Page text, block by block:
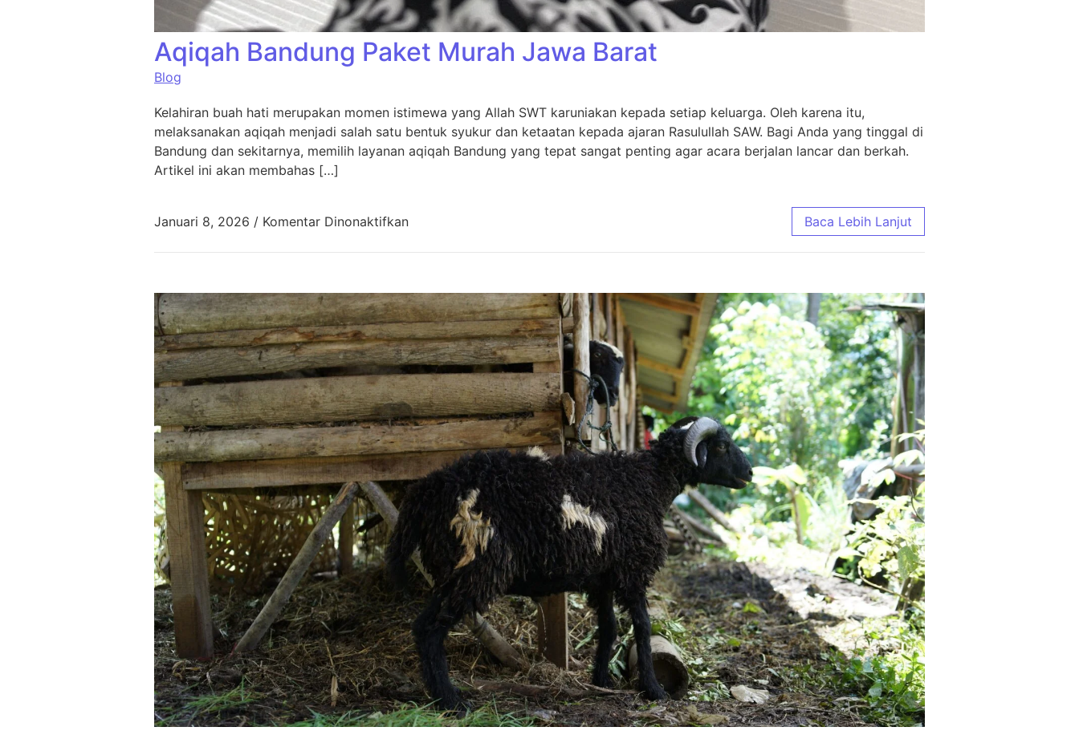
Aqiqah Bandung Paket Murah Jawa Barat
Blog
Kelahiran buah hati merupakan momen istimewa yang Allah SWT karuniakan kepada setiap keluarga. Oleh karena itu,
melaksanakan aqiqah menjadi salah satu bentuk syukur dan ketaatan kepada ajaran Rasulullah SAW. Bagi Anda yang tinggal di
Bandung dan sekitarnya, memilih layanan aqiqah Bandung yang tepat sangat penting agar acara berjalan lancar dan berkah.
Artikel ini akan membahas […]
Januari 8, 2026 / Komentar Dinonaktifkanpada Aqiqah Bandung Paket Murah Jawa Barat Baca Lebih Lanjut